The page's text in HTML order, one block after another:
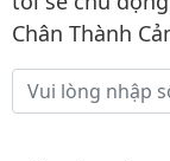
Chân Thành